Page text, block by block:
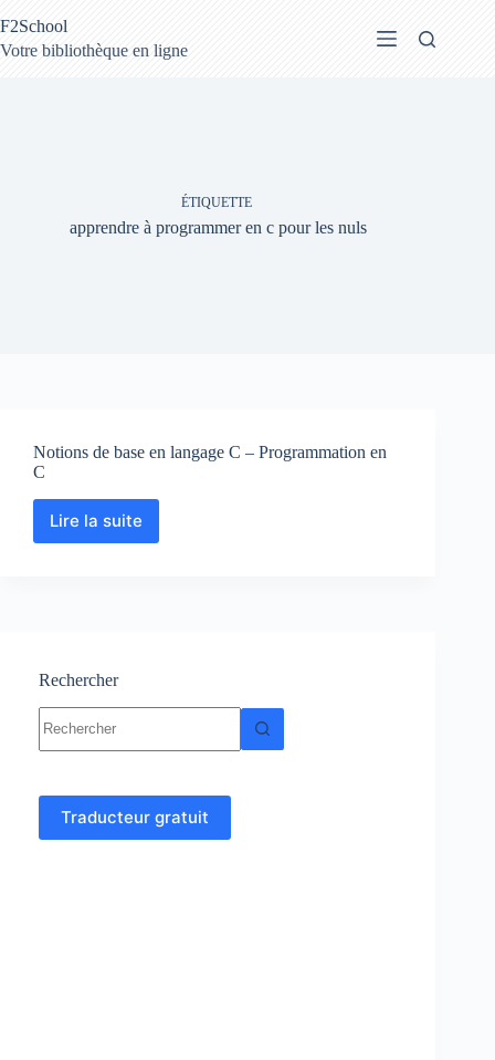
au
contenu
F2School
Votre bibliothèque en ligne
ÉTIQUETTE
apprendre à programmer en c pour les nuls
Notions de base en langage C – Programmation en
C
Lire la suite
Notions
Programmation
C
Rechercher
résultat
Traducteur gratuit